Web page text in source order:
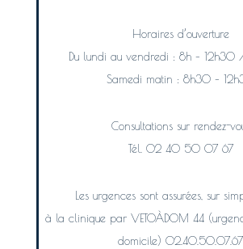
Horaires d’ouverture
Du lundi au vendredi : 8h – 12h30
Samedi matin : 8h30 –
Consultations sur rendez-
Tél. 02 40 50 07 67
Les urgences sont assurées, sur
à la clinique par VETOÀDOM 44
domicile) 02.40.50.07.67